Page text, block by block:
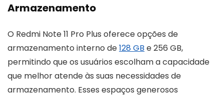
Armazenamento
O Redmi Note 11 Pro Plus oferece opções de
armazenamento interno de128 GB e 256 GB,
permitindo que os usuários escolham a capacidade
que melhor atende às suas necessidades de
armazenamento. Esses espaços generosos